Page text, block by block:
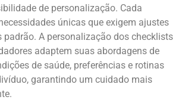
de personalização. Cada
únicas que exigem ajustes
padrão. A personalização dos checklists
adaptem suas abordagens de
de saúde, preferências e rotinas
garantindo um cuidado mais